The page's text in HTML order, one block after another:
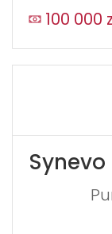
100 000